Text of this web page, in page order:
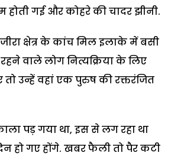
गई और कोहरे की चादर झीनी.
क्षेत्र के कांच मिल इलाके में बसी
वाले लोग नित्यक्रिया के लिए
उन्हें वहां एक पुरुष की रक्तरंजित
पड़ गया था, इस से लग रहा था
हो गए होंगे. खबर फैली तो पैर कटी